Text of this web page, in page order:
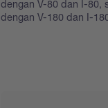
dengan V-80 dan I-80,
dengan V-180 dan I-